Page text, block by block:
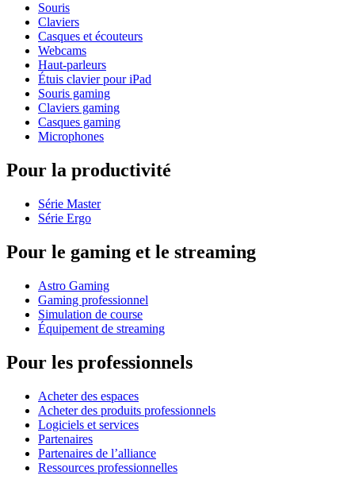
Souris
Claviers
Casques et écouteurs
Webcams
Haut-parleurs
Étuis clavier pour iPad
Souris gaming
Claviers gaming
Casques gaming
Microphones
Pour la productivité
Série Master
Série Ergo
Pour le gaming et le streaming
Astro Gaming
Gaming professionnel
Simulation de course
Équipement de streaming
Pour les professionnels
Acheter des espaces
Acheter des produits professionnels
Logiciels et services
Partenaires
Partenaires de l’alliance
Ressources professionnelles